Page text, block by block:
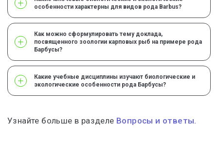
особенности характерны для видов рода Barbus?
Как можно сформулировать тему доклада,
посвященного зоологии карповых рыб на примере рода
Барбусы?
Какие учебные дисциплины изучают биологические и
экологические особенности рода Барбусы?
Узнайте больше в разделе Вопросы и ответы.